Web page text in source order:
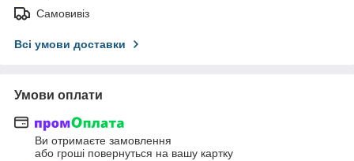
Самовивіз
Всі умови доставки
Умови оплати
Ви отримаєте замовлення
або гроші повернуться на вашу картку